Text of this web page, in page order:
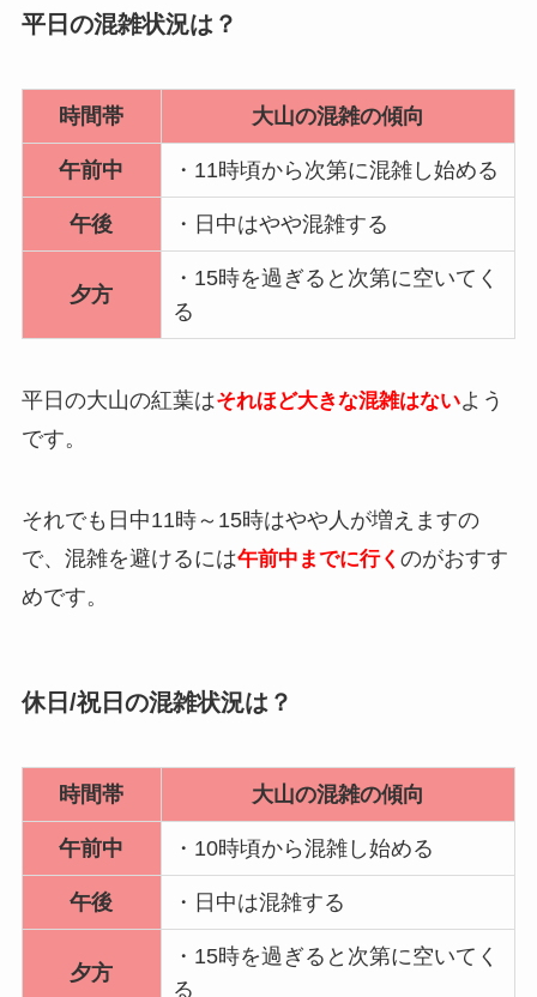
平日の混雑状況は？
時間帯 大山の混雑の傾向
午前中 ・11時頃から次第に混雑し始める
午後 ・日中はやや混雑する
夕方
・15時を過ぎると次第に空いてく
る
平日の大山の紅葉はそれほど大きな混雑はないよう
です。
それでも日中11時～15時はやや人が増えますの
で、混雑を避けるには午前中までに行く のがおすす
めです。
休日/祝日の混雑状況は？
時間帯 大山の混雑の傾向
午前中 ・10時頃から混雑し始める
午後 ・日中は混雑する
夕方
・15時を過ぎると次第に空いてく
る